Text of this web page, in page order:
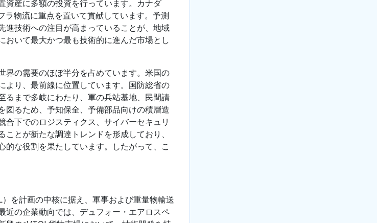
資産に多額の投資を行っています。カナダ
物流に重点を置いて貢献しています。予測
進技術への注目が高まっていることが、地域
いて最大かつ最も技術的に進んだ市場とし
界の需要のほぼ半分を占めています。米国の
より、最前線に位置しています。国防総省の
るまで多岐にわたり、軍の兵站基地、民間請
図るため、予知保全、予備部品向けの積層造
下でのロジスティクス、サイバーセキュリ
とが新たな調達トレンドを形成しており、
な役割を果たしています。したがって、こ
を計画の中核に据え、軍事および重量物輸送
近の企業動向では、デュフォー・エアロスペ